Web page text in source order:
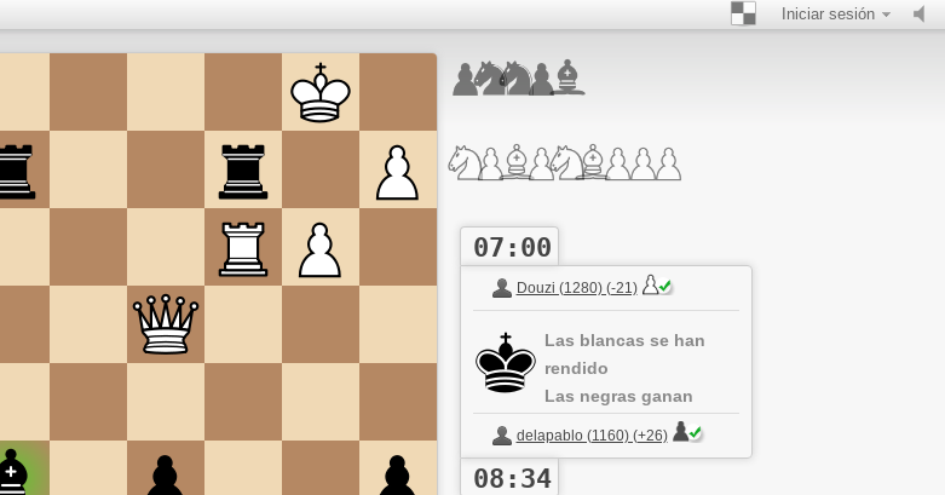
Iniciar sesión
07:00
Douzi (1280) (-21)
Las blancas se han
rendido
Las negras ganan
delapablo (1160) (+26)
08:34